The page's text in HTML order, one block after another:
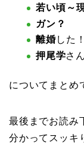
若い頃～
ガン？
離婚 した！
押尾学さ
についてまとめ
最後までお読み
分かってスッキ